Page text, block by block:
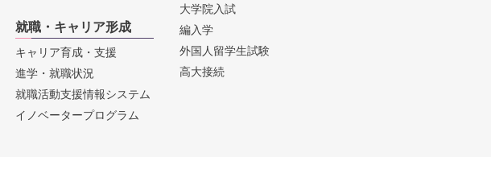
就職・キャリア形成
キャリア育成・支援
進学・就職状況
就職活動支援情報システム
イノベータープログラム
大学院入試
編入学
外国人留学生試験
高大接続